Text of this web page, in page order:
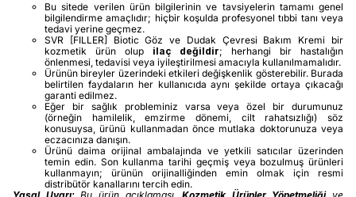
Bu sitede verilen ürün bilgilerinin ve tavsiyelerin tamamı genel
bilgilendirme amaçlıdır; hiçbir koşulda profesyonel tıbbi tanı veya
tedavi yerine geçmez.
SVR [FILLER] Biotic Göz ve Dudak Çevresi Bakım Kremi bir
kozmetik ürün olup ilaç değildir; herhangi bir hastalığın
önlenmesi, tedavisi veya iyileştirilmesi amacıyla kullanılmamalıdır.
Ürünün bireyler üzerindeki etkileri değişkenlik gösterebilir. Burada
belirtilen faydaların her kullanıcıda aynı şekilde ortaya çıkacağı
garanti edilmez.
Eğer bir sağlık probleminiz varsa veya özel bir durumunuz
(örneğin hamilelik, emzirme dönemi, cilt rahatsızlığı) söz
konusuysa, ürünü kullanmadan önce mutlaka doktorunuza veya
eczacınıza danışın.
Ürünü daima orijinal ambalajında ve yetkili satıcılar üzerinden
temin edin. Son kullanma tarihi geçmiş veya bozulmuş ürünleri
kullanmayın; ürünün orijinalliğinden emin olmak için resmi
distribütör kanallarını tercih edin.